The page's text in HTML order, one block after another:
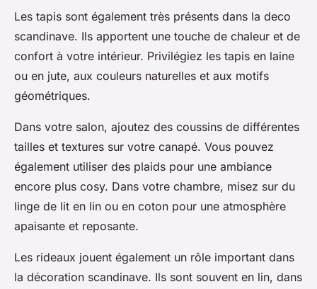
Les tapis sont également très présents dans la deco
scandinave. Ils apportent une touche de chaleur et de
confort à votre intérieur. Privilégiez les tapis en laine
ou en jute, aux couleurs naturelles et aux motifs
géométriques.
Dans votre salon, ajoutez des coussins de différentes
tailles et textures sur votre canapé. Vous pouvez
également utiliser des plaids pour une ambiance
encore plus cosy. Dans votre chambre, misez sur du
linge de lit en lin ou en coton pour une atmosphère
apaisante et reposante.
Les rideaux jouent également un rôle important dans
la décoration scandinave. Ils sont souvent en lin, dans